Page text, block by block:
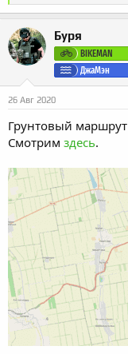
а
к
ц
и
и
Буря
BIKEMAN
ДжаМэн
26 Авг 2020
Грунтовый
Смотрим здесь.